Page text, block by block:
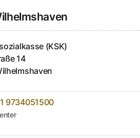
(KSK)
14
9734051500